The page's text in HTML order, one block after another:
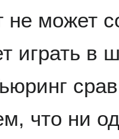
не может
играть в
что ни